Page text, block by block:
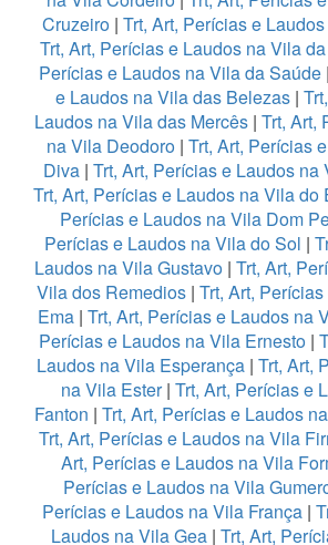
Cruzeiro | Trt, Art, Perícias e
Trt, Art, Perícias e Laudos na Vila
Perícias e Laudos na Vila da Saúde|
e Laudos na Vila das Belezas|
Laudos na Vila das Mercês| Trt, Art,
na Vila Deodoro | Trt, Art, Perícias
Diva | Trt, Art, Perícias e Laudos
Trt, Art, Perícias e Laudos na Vila do
Perícias e Laudos na Vila Dom
Perícias e Laudos na Vila do Sol |
Laudos na Vila Gustavo | Trt, Art,
Vila dos Remedios| Trt, Art,
Ema | Trt, Art, Perícias e Laudos na
Perícias e Laudos na Vila Ernesto |
Laudos na Vila Esperança | Trt, Art,
na Vila Ester| Trt, Art, Perícias e
Fanton | Trt, Art, Perícias e Laudos
Trt, Art, Perícias e Laudos na Vila
Art, Perícias e Laudos na Vila
Perícias e Laudos na Vila
Perícias e Laudos na Vila França |
Laudos na Vila Gea| Trt, Art,